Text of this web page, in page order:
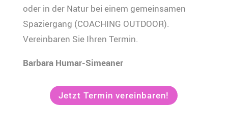
oder in der Natur bei einem gemeinsamen
Spaziergang (COACHING OUTDOOR).
Vereinbaren Sie Ihren Termin.
Barbara Humar-Simeaner
Jetzt Termin vereinbaren!